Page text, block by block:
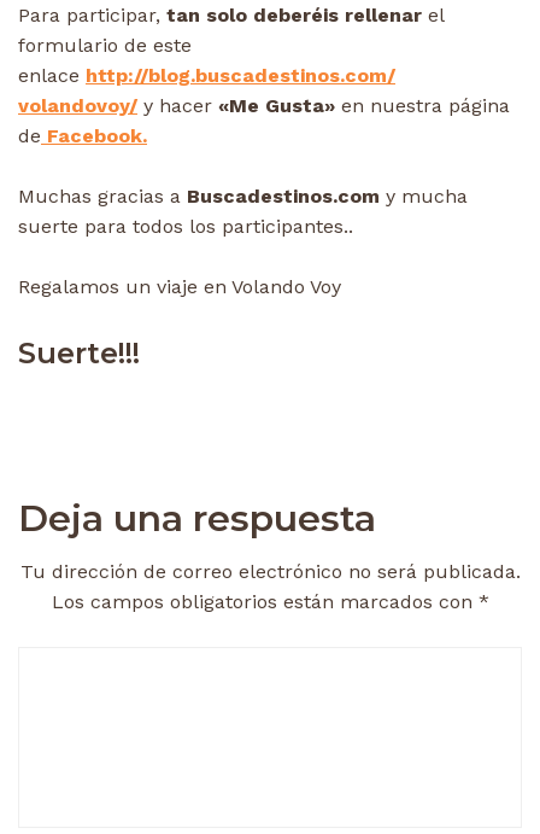
Para participar, tan solo deberéis rellenar el
formulario de este
enlace http://blog.buscadestinos.com/
volandovoy/ y hacer «Me Gusta» en nuestra página
de Facebook.
Muchas gracias a Buscadestinos.com y mucha
suerte para todos los participantes..
Regalamos un viaje en Volando Voy
Suerte!!!
Deja una respuesta
Tu dirección de correo electrónico no será publicada.
Los campos obligatorios están marcados con *